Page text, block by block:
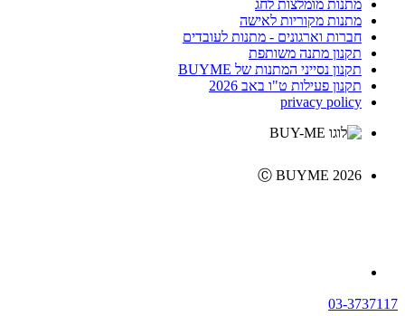
מתנות מומלצות לחג
מתנות מקוריות לאישה
חברות וארגונים - מתנות לעובדים
תקנון מתנה משותפת
תקנון נסייני המתנות של BUYME
תקנון פעילות ט"ו באב 2026
privacy policy
Ⓒ BUYME 2026
03-3737117